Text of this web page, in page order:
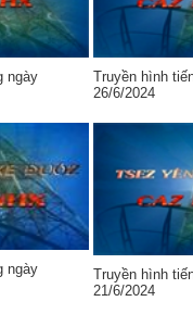
ngày
Truyền hình
26/6/2024
ngày
Truyền hình
21/6/2024